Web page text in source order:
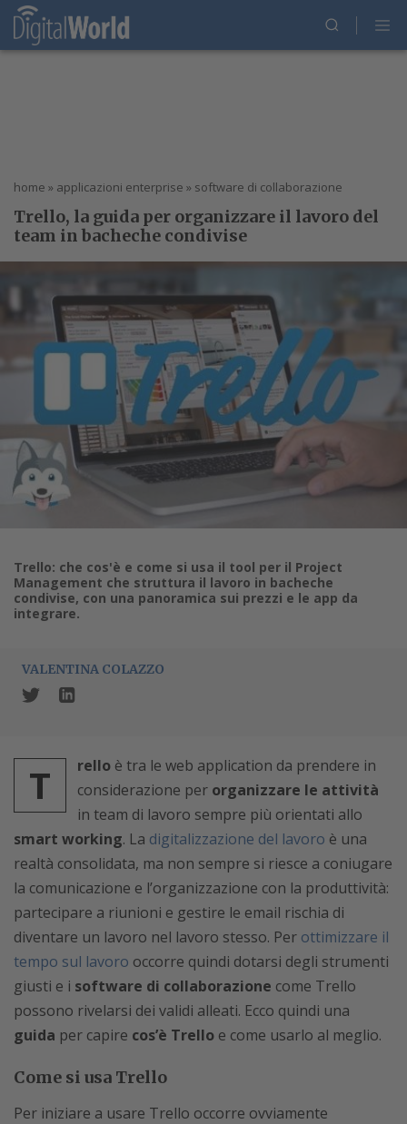
home » applicazioni enterprise » software di collaborazione
Trello, la guida per organizzare il lavoro del
team in bacheche condivise
Trello: che cos'è e come si usa il tool per il Project
Management che struttura il lavoro in bacheche
condivise, con una panoramica sui prezzi e le app da
integrare.
VALENTINA COLAZZO
T rello è tra le web application da prendere in
considerazione per organizzare le attività
in team di lavoro sempre più orientati allo
smart working. La digitalizzazione del lavoro è una
realtà consolidata, ma non sempre si riesce a coniugare
la comunicazione e l’organizzazione con la produttività:
partecipare a riunioni e gestire le email rischia di
diventare un lavoro nel lavoro stesso. Per ottimizzare il
tempo sul lavoro occorre quindi dotarsi degli strumenti
giusti e i software di collaborazione come Trello
possono rivelarsi dei validi alleati. Ecco quindi una
guida per capire cos’è Trello e come usarlo al meglio.
Come si usa Trello
Per iniziare a usare Trello occorre ovviamente